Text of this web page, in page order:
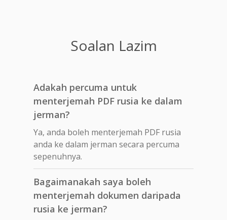
Soalan Lazim
Adakah percuma untuk
menterjemah PDF rusia ke dalam
jerman?
Ya, anda boleh menterjemah PDF rusia
anda ke dalam jerman secara percuma
sepenuhnya.
Bagaimanakah saya boleh
menterjemah dokumen daripada
rusia ke jerman?